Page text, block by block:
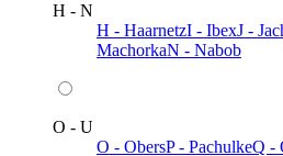
H - N
H - HaarnetzI - IbexJ -
MachorkaN - Nabob
O - U
O - ObersP - PachulkeQ -